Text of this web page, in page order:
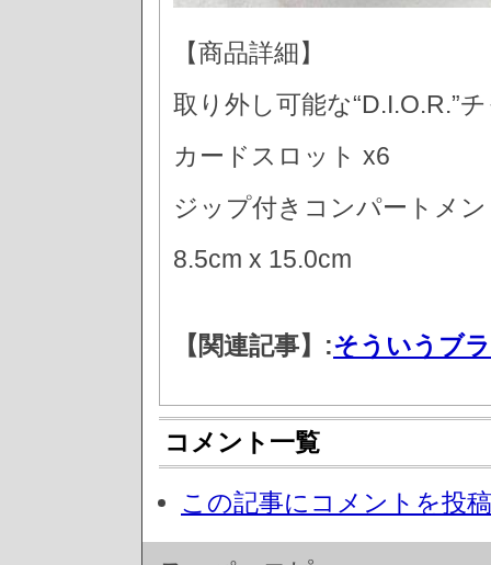
【商品詳細】
取り外し可能な“D.I.O.R.”
カードスロット x6
ジップ付きコンパートメ
8.5cm x 15.0cm
【関連記事】:そういうブ
コメント一覧
この記事にコメントを投